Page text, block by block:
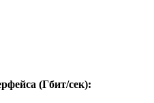
(Гбит/сек):